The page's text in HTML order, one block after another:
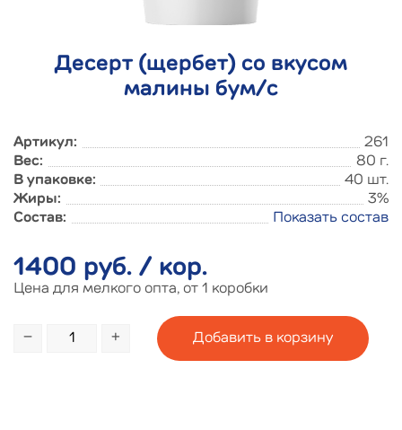
Десерт (щербет) со вкусом
малины бум/с
Артикул:
261
Вес:
80 г.
В упаковке:
40 шт.
Жиры:
3%
Состав:
Показать состав
1400 руб. / кор.
Цена для мелкого опта, от 1 коробки
− +